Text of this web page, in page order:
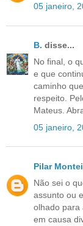
05 janeiro,
B. disse...
No final, o
e que
caminho
respeito.
Mateus.
05 janeiro,
Pilar
Não sei o
assunto ou
olhado para
em causa